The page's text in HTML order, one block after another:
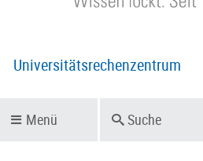
Universitätsrechenzentrum
Menü Suche